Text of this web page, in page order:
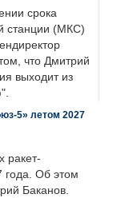
срока
станции (МКС)
что Дмитрий
выходит из
5» летом 2027
ракет-
года. Об этом
Баканов.